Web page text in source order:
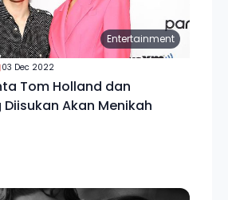
Entertainment
03 Dec 2022
Tom Holland dan
Akan Menikah